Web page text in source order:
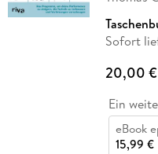
Sofort
20,00 €
Ein
eBook
15,99 €